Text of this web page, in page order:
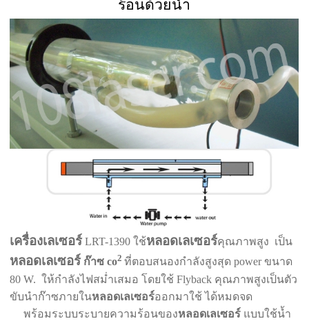
ร้อนด้วยน้ำ
เครื่องเลเซอร์LRT-1390 ใช้หลอดเลเซอร์คุณภาพสูง เป็น
หลอดเลเซอร์ก๊าซ co2ที่ตอบสนองกำลังสูงสุด power ขนาด
80 W. ให้กำลังไฟสม่ำเสมอ โดยใช้ Flyback คุณภาพสูงเป็นตัว
ขับนำก๊าซภายในหลอดเลเซอร์ออกมาใช้ ได้หมดจด
พร้อมระบบระบายความร้อนของหลอดเลเซอร์ แบบใช้น้ำ